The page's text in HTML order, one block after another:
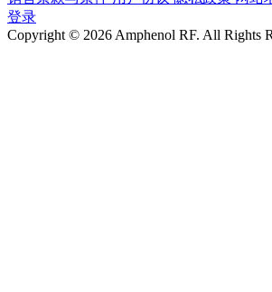
登录
Copyright © 2026 Amphenol RF. All Rights